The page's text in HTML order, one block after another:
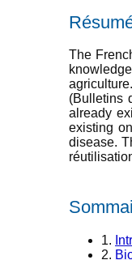
The
(Bulletins
already
existing
disease.
1.
2.